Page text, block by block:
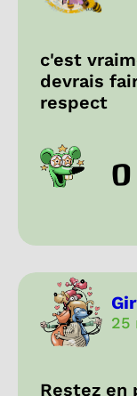
c'est
devrais
respect
0
25
Restez en